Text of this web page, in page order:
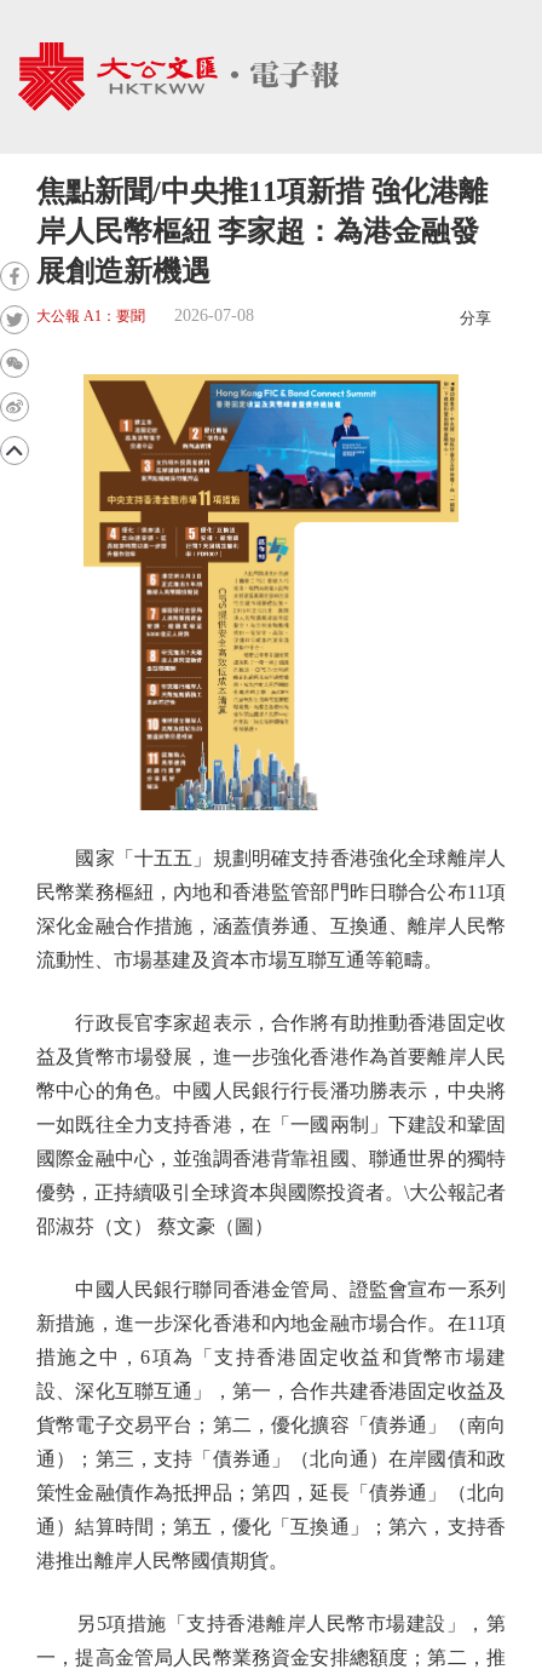
焦點新聞/中央推11項新措 強化港離
岸人民幣樞紐 李家超：為港金融發
展創造新機遇
大公報 A1：要聞 2026-07-08 分享
國家「十五五」規劃明確支持香港強化全球離岸人
民幣業務樞紐，內地和香港監管部門昨日聯合公布11項
深化金融合作措施，涵蓋債券通、互換通、離岸人民幣
流動性、市場基建及資本市場互聯互通等範疇。
行政長官李家超表示，合作將有助推動香港固定收
益及貨幣市場發展，進一步強化香港作為首要離岸人民
幣中心的角色。中國人民銀行行長潘功勝表示，中央將
一如既往全力支持香港，在「一國兩制」下建設和鞏固
國際金融中心，並強調香港背靠祖國、聯通世界的獨特
優勢，正持續吸引全球資本與國際投資者。\大公報記者
邵淑芬（文） 蔡文豪（圖）
中國人民銀行聯同香港金管局、證監會宣布一系列
新措施，進一步深化香港和內地金融市場合作。在11項
措施之中，6項為「支持香港固定收益和貨幣市場建
設、深化互聯互通」，第一，合作共建香港固定收益及
貨幣電子交易平台；第二，優化擴容「債券通」（南向
通）；第三，支持「債券通」（北向通）在岸國債和政
策性金融債作為抵押品；第四，延長「債券通」（北向
通）結算時間；第五，優化「互換通」；第六，支持香
港推出離岸人民幣國債期貨。
另5項措施「支持香港離岸人民幣市場建設」，第
一，提高金管局人民幣業務資金安排總額度；第二，推